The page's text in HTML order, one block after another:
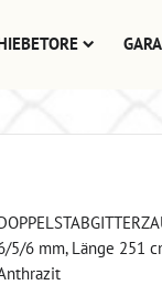
5/6 mm, Länge 251